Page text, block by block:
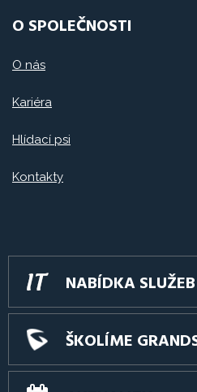
O SPOLEČNOSTI
O nás
Kariéra
Hlídací psi
Kontakty
NABÍDKA
ŠKOLÍME